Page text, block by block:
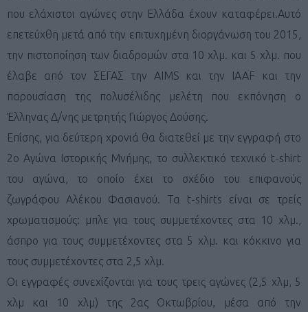
που ελάχιστοι αγώνες στην Ελλάδα έχουν καταφέρει.Αυτό
επετεύχθη μετά από την επιτυχημένη διοργάνωση του 2015,
την πιστοποίηση των διαδρομών στα 10 χλμ. και 5 χλμ. που
έλαβε από τον ΣΕΓΑΣ την AIMS και την IAAF και την
παρουσίαση της πολυσέλιδης μελέτη που εκπόνηση ο
Έλληνας Δ/νης μετρητής Γιώργος Δούσης.
Επίσης, για δεύτερη χρονιά θα διατεθεί με την εγγραφή στο
2ο Αγώνα Ιστορικής Μνήμης, το συλλεκτικό τεχνικό t-shirt
του αγώνα, το οποίο έχει το σχέδιο του επιφανούς
ζωγράφου Αλέκου Φασιανού. Τα t-shirts είναι σε τρείς
χρωματισμούς: μπλε για τους συμμετέχοντες στα 10 χλμ.,
άσπρο για τους συμμετέχοντες στα 5 χλμ. και κόκκινο για
τους συμμετέχοντες στα 2,5 χλμ.
Οι εγγραφές συνεχίζονται για τους τρεις αγώνες (2,5 χλμ, 5
χλμ και 10 χλμ) της 2ας Οκτωβρίου, μέσα από την